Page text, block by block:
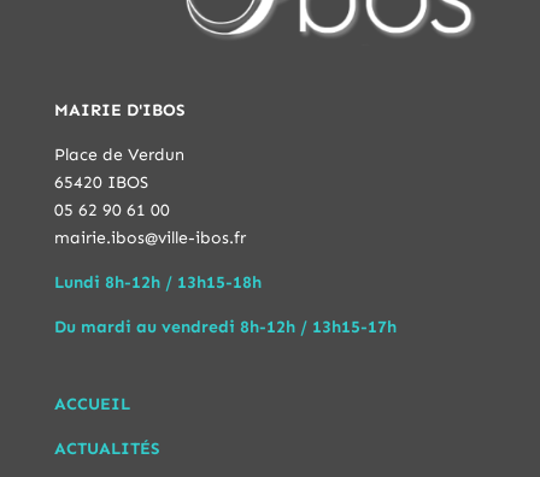
MAIRIE D'IBOS
Place de Verdun
65420 IBOS
05 62 90 61 00
mairie.ibos@ville-ibos.fr
Lundi 8h-12h / 13h15-18h
Du mardi au vendredi 8h-12h / 13h15-17h
ACCUEIL
ACTUALITÉS